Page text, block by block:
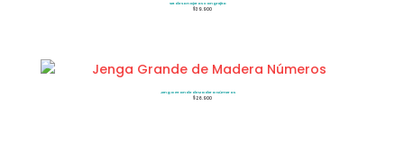
Set de Sonajeros Cangrejito
$39.900
Jenga Grande de Madera Números
$26.900